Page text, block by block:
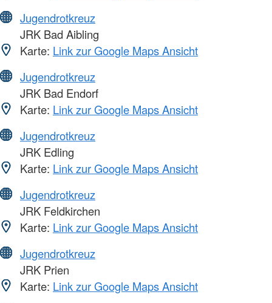
Jugendrotkreuz
JRK Bad Aibling
Karte: Link zur Google Maps Ansicht
Jugendrotkreuz
JRK Bad Endorf
Karte: Link zur Google Maps Ansicht
Jugendrotkreuz
JRK Edling
Karte: Link zur Google Maps Ansicht
Jugendrotkreuz
JRK Feldkirchen
Karte: Link zur Google Maps Ansicht
Jugendrotkreuz
JRK Prien
Karte: Link zur Google Maps Ansicht